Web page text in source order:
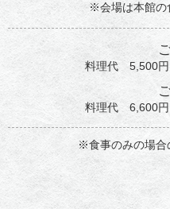
※会場は本館の
料理代 5,500円
料理代 6,600円
※食事のみの場合